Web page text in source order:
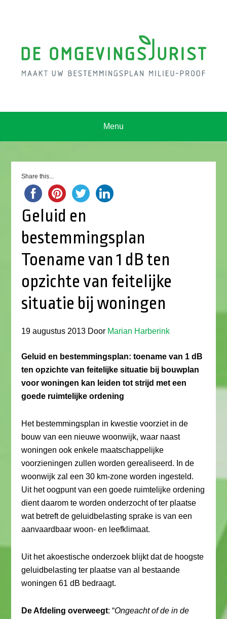
Menu
Share this...
Geluid en
bestemmingsplan
Toename van 1 dB ten
opzichte van feitelijke
situatie bij woningen
19 augustus 2013 Door Marian Harberink
Geluid en bestemmingsplan: toename van 1 dB
ten opzichte van feitelijke situatie bij bouwplan
voor woningen kan leiden tot strijd met een
goede ruimtelijke ordening
Het bestemmingsplan in kwestie voorziet in de
bouw van een nieuwe woonwijk, waar naast
woningen ook enkele maatschappelijke
voorzieningen zullen worden gerealiseerd. In de
woonwijk zal een 30 km-zone worden ingesteld.
Uit het oogpunt van een goede ruimtelijke ordening
dient daarom te worden onderzocht of ter plaatse
wat betreft de geluidbelasting sprake is van een
aanvaardbaar woon- en leefklimaat.
Uit het akoestische onderzoek blijkt dat de hoogste
geluidbelasting ter plaatse van al bestaande
woningen 61 dB bedraagt.
De Afdeling overweegt: “Ongeacht of de in de